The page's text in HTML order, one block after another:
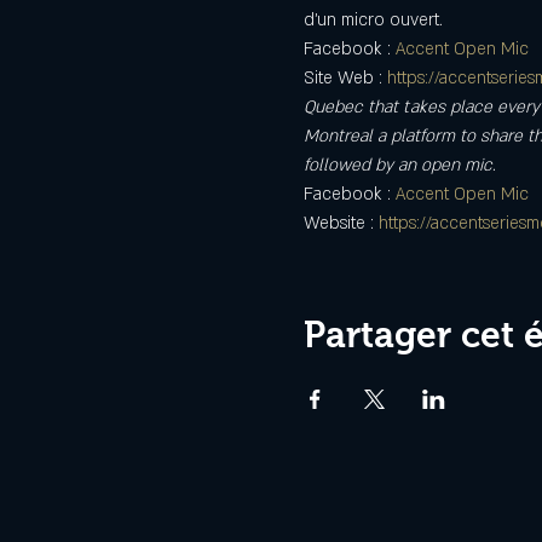
d’un micro ouvert.
Facebook : Accent Open Mic
Site Web : https://
Quebec that takes place
Montreal a platform to share
followed by an open mic.
Facebook : Accent Open Mic
Website : https://
Partager cet